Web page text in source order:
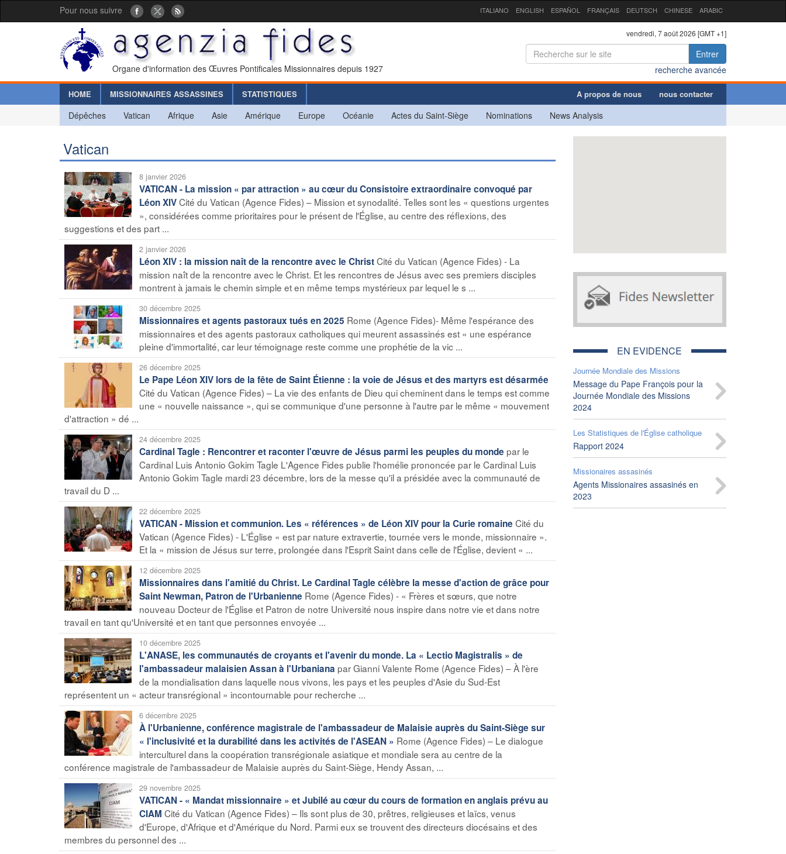
Pour nous suivre ITALIANO ENGLISH ESPAÑOL FRANÇAIS DEUTSCH CHINESE ARABIC
Organe d'information des Œuvres Pontificales Missionnaires depuis 1927
vendredi, 7 août 2026 [GMT +1]
Entrer
recherche avancée
HOME MISSIONNAIRES ASSASSINES STATISTIQUES A propos de nous nous contacter
Dépêches Vatican Afrique Asie Amérique Europe Océanie Actes du Saint-Siège Nominations News Analysis
Vatican
8 janvier 2026
VATICAN - La mission « par attraction » au cœur du Consistoire extraordinaire convoqué par
Léon XIVCité du Vatican (Agence Fides) – Mission et synodalité. Telles sont les « questions urgentes
», considérées comme prioritaires pour le présent de l'Église, au centre des réflexions, des
suggestions et des part ...
2 janvier 2026
Léon XIV : la mission naît de la rencontre avec le ChristCité du Vatican (Agence Fides) - La
mission naît de la rencontre avec le Christ. Et les rencontres de Jésus avec ses premiers disciples
montrent à jamais le chemin simple et en même temps mystérieux par lequel le s ...
30 décembre 2025
Missionnaires et agents pastoraux tués en 2025 Rome (Agence Fides)- Même l'espérance des
missionnaires et des agents pastoraux catholiques qui meurent assassinés est « une espérance
pleine d'immortalité, car leur témoignage reste comme une prophétie de la vic ...
26 décembre 2025
Le Pape Léon XIV lors de la fête de Saint Étienne : la voie de Jésus et des martyrs est désarmée
Cité du Vatican (Agence Fides) – La vie des enfants de Dieu qui cheminent dans le temps est comme
une « nouvelle naissance », qui se communique d'une personne à l'autre par le même « mouvement
d'attraction » dé ...
24 décembre 2025
Cardinal Tagle : Rencontrer et raconter l'œuvre de Jésus parmi les peuples du monde par le
Cardinal Luis Antonio Gokim Tagle L'Agence Fides publie l'homélie prononcée par le Cardinal Luis
Antonio Gokim Tagle mardi 23 décembre, lors de la messe qu'il a présidée avec la communauté de
travail du D ...
22 décembre 2025
VATICAN - Mission et communion. Les « références » de Léon XIV pour la Curie romaine Cité du
Vatican (Agence Fides) - L'Église « est par nature extravertie, tournée vers le monde, missionnaire ».
Et la « mission de Jésus sur terre, prolongée dans l'Esprit Saint dans celle de l'Église, devient « ...
12 décembre 2025
Missionnaires dans l'amitié du Christ. Le Cardinal Tagle célèbre la messe d'action de grâce pour
Saint Newman, Patron de l'Urbanienne Rome (Agence Fides) - « Frères et sœurs, que notre
nouveau Docteur de l'Église et Patron de notre Université nous inspire dans notre vie et dans notre
travail en tant qu'Université et en tant que personnes envoyée ...
10 décembre 2025
L'ANASE, les communautés de croyants et l'avenir du monde. La « Lectio Magistralis » de
l'ambassadeur malaisien Assan à l'Urbaniana par Gianni Valente Rome (Agence Fides) – À l'ère
de la mondialisation dans laquelle nous vivons, les pays et les peuples d'Asie du Sud-Est
représentent un « acteur transrégional » incontournable pour recherche ...
6 décembre 2025
À l'Urbanienne, conférence magistrale de l'ambassadeur de Malaisie auprès du Saint-Siège sur
« l'inclusivité et la durabilité dans les activités de l'ASEAN » Rome (Agence Fides) – Le dialogue
interculturel dans la coopération transrégionale asiatique et mondiale sera au centre de la
conférence magistrale de l'ambassadeur de Malaisie auprès du Saint-Siège, Hendy Assan, ...
29 novembre 2025
VATICAN - « Mandat missionnaire » et Jubilé au cœur du cours de formation en anglais prévu au
CIAM Cité du Vatican (Agence Fides) – Ils sont plus de 30, prêtres, religieuses et laïcs, venus
d'Europe, d'Afrique et d'Amérique du Nord. Parmi eux se trouvent des directeurs diocésains et des
membres du personnel des ...
EN EVIDENCE
Journée Mondiale des Missions
Message du Pape François pour la
Journée Mondiale des Missions
2024
Les Statistiques de l'Église catholique
Rapport 2024
Missionaires assasinés
Agents Missionaires assasinés en
2023